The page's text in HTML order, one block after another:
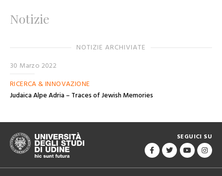
Notizie
NOTIZIE ARCHIVIATE
30 Marzo 2022
RICERCA & INNOVAZIONE
Judaica Alpe Adria – Traces of Jewish Memories
SEGUICI SU